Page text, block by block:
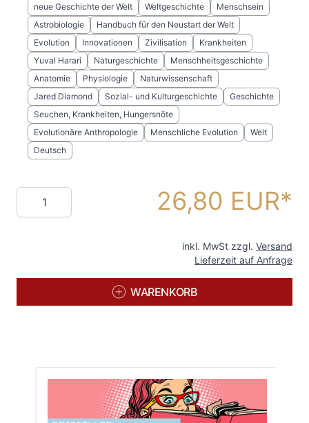
neue Geschichte der Welt
Weltgeschichte
Menschsein
Astrobiologie
Handbuch für den Neustart der Welt
Evolution
Innovationen Zivilisation
Krankheiten
Yuval Harari
Naturgeschichte
Menschheitsgeschichte
Anatomie
Physiologie
Naturwissenschaft
Jared Diamond
Sozial- und Kulturgeschichte
Geschichte
Seuchen, Krankheiten, Hungersnöte
Evolutionäre Anthropologie
Menschliche Evolution
Welt
Deutsch
Menge 26,80 EUR
inkl. MwSt zzgl. Versand
Lieferzeit auf Anfrage
WARENKORB